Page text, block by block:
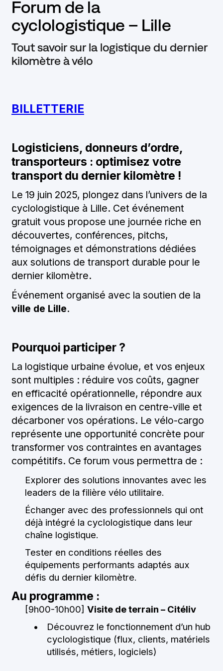
CONTACT
contact@cyclocargologie.fr
Forum de la
cyclologistique – Lille
Tout savoir sur la logistique du dernier
kilomètre à vélo
BILLETTERIE
Logisticiens, donneurs d’ordre,
transporteurs : optimisez votre
transport du dernier kilomètre !
Le 19 juin 2025, plongez dans l’univers de la
cyclologistique à Lille. Cet événement
gratuit vous propose une journée riche en
découvertes, conférences, pitchs,
témoignages et démonstrations dédiées
aux solutions de transport durable pour le
dernier kilomètre.
Événement organisé avec la soutien de la
ville de Lille.
Pourquoi participer ?
La logistique urbaine évolue, et vos enjeux
sont multiples : réduire vos coûts, gagner
en efficacité opérationnelle, répondre aux
exigences de la livraison en centre-ville et
décarboner vos opérations. Le vélo-cargo
représente une opportunité concrète pour
transformer vos contraintes en avantages
compétitifs. Ce forum vous permettra de :
Explorer des solutions innovantes avec les
leaders de la filière vélo utilitaire.
Échanger avec des professionnels qui ont
déjà intégré la cyclologistique dans leur
chaîne logistique.
Tester en conditions réelles des
équipements performants adaptés aux
défis du dernier kilomètre.
Au programme :
[9h00-10h00] Visite de terrain – Citéliv
Découvrez le fonctionnement d’un hub
cyclologistique (flux, clients, matériels
utilisés, métiers, logiciels)